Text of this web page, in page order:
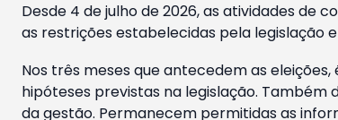
Desde 4 de julho de 2026, as atividades de
as restrições estabelecidas pela legislação
Nos três meses que antecedem as
hipóteses previstas na legislação.
da gestão. Permanecem permitidas as